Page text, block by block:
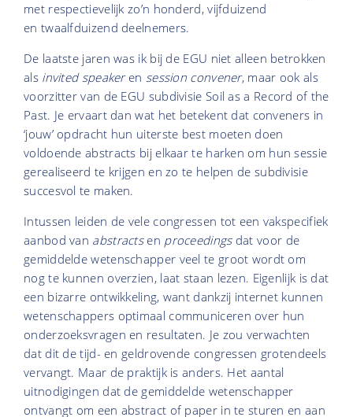
met respectievelijk zo’n honderd, vijfduizend
en twaalfduizend deelnemers.
De laatste jaren was ik bij de EGU niet alleen betrokken
als invited speakeren session convener, maar ook als
voorzitter van de EGU subdivisie Soil as a Record of the
Past. Je ervaart dan wat het betekent dat conveners in
‘jouw’ opdracht hun uiterste best moeten doen
voldoende abstracts bij elkaar te harken om hun sessie
gerealiseerd te krijgen en zo te helpen de subdivisie
succesvol te maken.
Intussen leiden de vele congressen tot een vakspecifiek
aanbod van abstracts en proceedings dat voor de
gemiddelde wetenschapper veel te groot wordt om
nog te kunnen overzien, laat staan lezen. Eigenlijk is dat
een bizarre ontwikkeling, want dankzij internet kunnen
wetenschappers optimaal communiceren over hun
onderzoeksvragen en resultaten. Je zou verwachten
dat dit de tijd- en geldrovende congressen grotendeels
vervangt. Maar de praktijk is anders. Het aantal
uitnodigingen dat de gemiddelde wetenschapper
ontvangt om een abstract of paper in te sturen en aan